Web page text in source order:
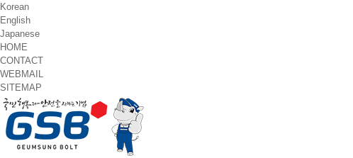
Korean
English
Japanese
HOME
CONTACT
WEBMAIL
SITEMAP